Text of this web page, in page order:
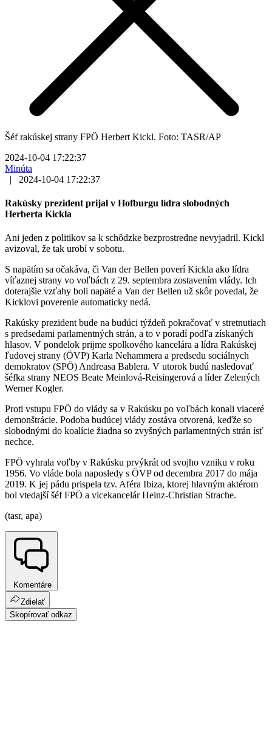
Šéf rakúskej strany FPÖ Herbert Kickl. Foto: TASR/AP
2024-10-04 17:22:37
Minúta
|
2024-10-04 17:22:37
Rakúsky prezident prijal v Hofburgu lídra slobodných
Herberta Kickla
Ani jeden z politikov sa k schôdzke bezprostredne nevyjadril. Kickl
avizoval, že tak urobí v sobotu.
S napätím sa očakáva, či Van der Bellen poverí Kickla ako lídra
víťaznej strany vo voľbách z 29. septembra zostavením vlády. Ich
doterajšie vzťahy boli napäté a Van der Bellen už skôr povedal, že
Kicklovi poverenie automaticky nedá.
Rakúsky prezident bude na budúci týždeň pokračovať v stretnutiach
s predsedami parlamentných strán, a to v poradí podľa získaných
hlasov. V pondelok prijme spolkového kancelára a lídra Rakúskej
ľudovej strany (ÖVP) Karla Nehammera a predsedu sociálnych
demokratov (SPÖ) Andreasa Bablera. V utorok budú nasledovať
šéfka strany NEOS Beate Meinlová-Reisingerová a líder Zelených
Werner Kogler.
Proti vstupu FPÖ do vlády sa v Rakúsku po voľbách konali viaceré
demonštrácie. Podoba budúcej vlády zostáva otvorená, keďže so
slobodnými do koalície žiadna so zvyšných parlamentných strán ísť
nechce.
FPÖ vyhrala voľby v Rakúsku prvýkrát od svojho vzniku v roku
1956. Vo vláde bola naposledy s ÖVP od decembra 2017 do mája
2019. K jej pádu prispela tzv. Aféra Ibiza, ktorej hlavným aktérom
bol vtedajší šéf FPÖ a vicekancelár Heinz-Christian Strache.
(tasr, apa)
Komentáre
Zdielať
Skopírovať odkaz